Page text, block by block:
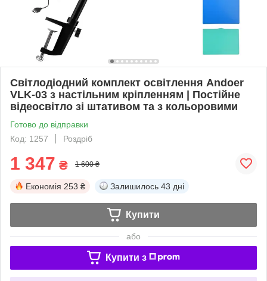
Світлодіодний комплект освітлення Andoer
VLK-03 з настільним кріпленням | Постійне
відеосвітло зі штативом та з кольоровими
Готово до відправки
Код: 1257
Роздріб
1 347 ₴ 1 600 ₴
Економія 253 ₴ Залишилось 43 дні
Купити
або
Купити з